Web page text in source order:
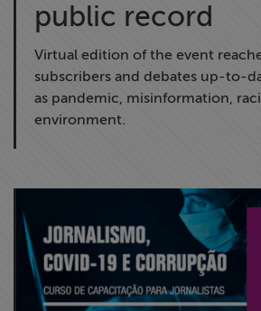
public record
Virtual edition of the event
subscribers and debates up-to-
as pandemic, misinformation,
environment.